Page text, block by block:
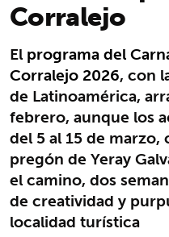
Corralejo
Elprograma del
Corralejo 2026, con
de Latinoamérica,
febrero, aunque los
del 5 al 15 de
pregón de Yeray
el camino, dos
de creatividad y
localidad turística